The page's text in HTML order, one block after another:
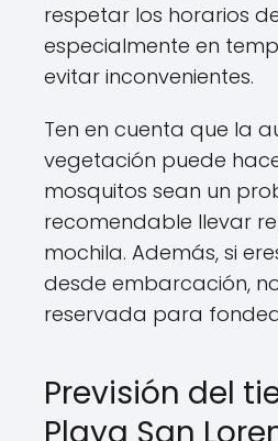
respetar los horarios
especialmente en
evitar inconvenientes.
Ten en cuenta que la
vegetación puede
mosquitos sean un
recomendable llevar
mochila. Además, si
desde embarcación,
reservada para
Previsión del